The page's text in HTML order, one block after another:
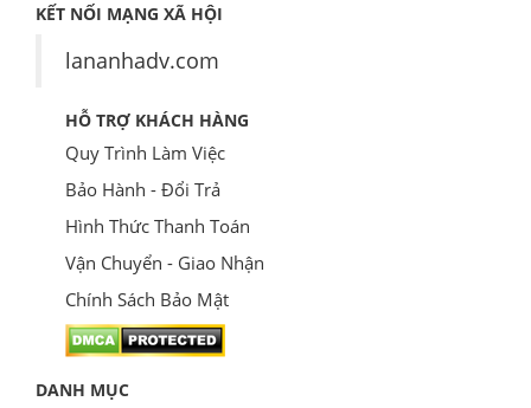
KẾT NỐI MẠNG XÃ HỘI
lananhadv.com
HỖ TRỢ KHÁCH HÀNG
Quy Trình Làm Việc
Bảo Hành - Đổi Trả
Hình Thức Thanh Toán
Vận Chuyển - Giao Nhận
Chính Sách Bảo Mật
DANH MỤC